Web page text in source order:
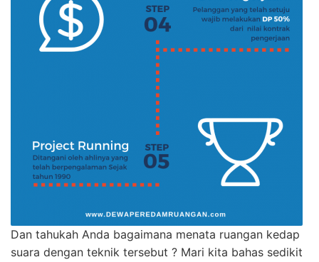
Dan tahukah Anda bagaimana menata ruangan kedap
suara dengan teknik tersebut ? Mari kita bahas sedikit